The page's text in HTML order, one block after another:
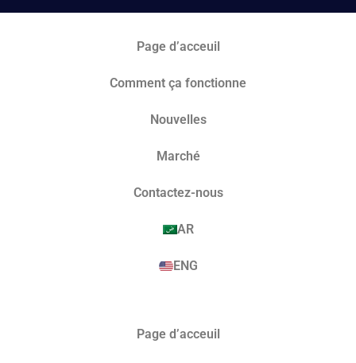
Page d’acceuil
Comment ça fonctionne
Nouvelles
Marché​
Contactez-nous
AR
ENG
Page d’acceuil